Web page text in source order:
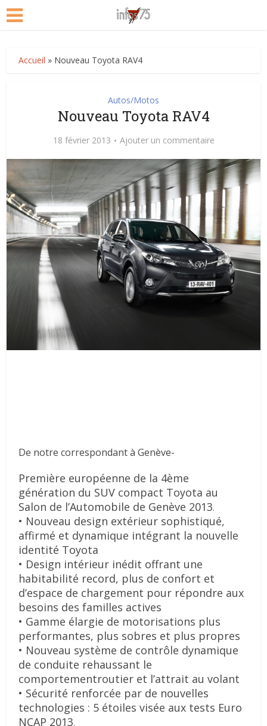
Accueil » Nouveau Toyota RAV4
Autos/Motos
Nouveau Toyota RAV4
18 février 2013 Ajouter un commentaire
De notre correspondant à Genève-
Première européenne de la 4ème
génération du SUV compact Toyota au
Salon de l’Automobile de Genève 2013.
• Nouveau design extérieur sophistiqué,
affirmé et dynamique intégrant la nouvelle
identité Toyota
• Design intérieur inédit offrant une
habitabilité record, plus de confort et
d’espace de chargement pour répondre aux
besoins des familles actives
• Gamme élargie de motorisations plus
performantes, plus sobres et plus propres
• Nouveau système de contrôle dynamique
de conduite rehaussant le
comportementroutier et l’attrait au volant
• Sécurité renforcée par de nouvelles
technologies : 5 étoiles visée aux tests Euro
NCAP 2013.